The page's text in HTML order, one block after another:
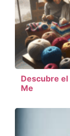
Descubre
Me